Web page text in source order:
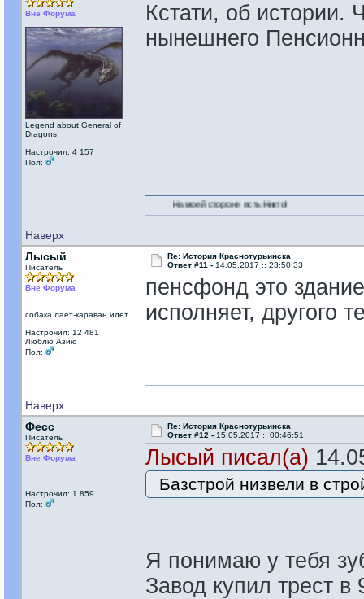
Вне Форума
Legend about General of
Dragons
Настрочил: 4 157
Пол:
Кстати, об истории.
нынешнего
Наверх
На моей стороне есть Никто!
Лысый
Писатель
Вне Форума
собака лает-караван идет
Настрочил: 12 481
Люблю Азию
Пол:
Re: История Краснотурьинска
Ответ #11 - 14.05.2017 :: 23:50:33
пенсфонд это
исполняет, другого
Наверх
Фесс
Писатель
Вне Форума
Настрочил: 1 859
Пол:
Re: История Краснотурьинска
Ответ #12 - 15.05.2017 :: 00:46:51
Лысый писал(а)
Базстрой низвели в
Я понимаю у тебя
Завод купил трест в